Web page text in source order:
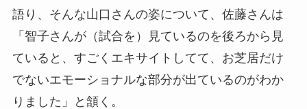
語り、そんな山口さんの姿について、佐藤さんは
「智子さんが（試合を）見ているのを後ろから見
ていると、すごくエキサイトしてて、お芝居だけ
でないエモーショナルな部分が出ているのがわか
りました」と頷く。